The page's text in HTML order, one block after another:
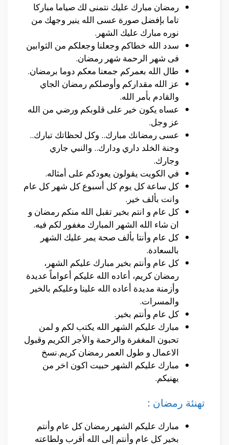
رمضان مبارك عليك نتمنى لك صياما مباركا
تاما بإفضل صورة عسى الله ينير وجهك من
نوره مبارك عليك الشهر.
سدد الله خطاكم وجعلنا وجعلكم من الثوابين
فى شهر الرحمة شهر رمضان.
طال الله بعمركم جمعنا معكم دوما برمضان.
عز الله مقداركم وأوصلكم رمضان الجاي
والقادم بأمر الله.
عساه يكون خير على قلوبكم ورضي من الله
عز وجل.
عسى رمضانك مبارك.. وكل لحظاتك تبارك..
وجنة الخلد داري ودارك.. والنبي جاري
وجارك.
في الكويت يقولون يعودكم على أمثاله.
كل ساعة كل يوم كل أسبوع كل شهر كل عام
وانت بألف خير.
كل عام و انتم بخير تقبل الله منكم رمضان و
ان شاء الله الشهر المبارك مغفور لكم فيه.
كل عام وأنتا بألف صحة يمر عليك الشهر
بالسعادة.
كل عام وأنتم بخير مبارك عليكم الشهر،
رمضان كريم، أعاده الله عليكم أعواماً عديدة
وأزمنة مديدة أعاده الله علينا وعليكم بالخير
والمسرات.
كل عام وأنتم بخير.
مبارك عليكم الشهر الله يكتب لكم و لمن
تحبون المغفرة والرحمة والأجر الكريم وقبول
الاعمال و طول العمر رمضان كريم.نسخ
مبارك عليكم الشهر حبيت اكون اخر من
يهنيكم.
تهنئة رمضان :
مبارك عليكم الشهر رمضان كل عام وأنتم
بخير كل عام وأنتم إلى الله أقرب ولطاعته